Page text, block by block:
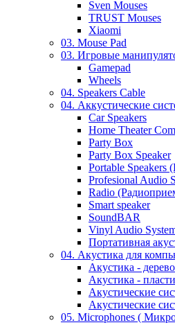
Sven Mouses
TRUST Mouses
Xiaomi
03. Mouse Pad
03. Игровые
Gamepad
Wheels
04. Speakers Cable
04. Аккустические
Car Speakers
Home Theater
Party Box
Party Box Speaker
Portable Speakers
Profesional Audio
Radio
Smart speaker
SoundBAR
Vinyl Audio
Портативная
04. Акустика для
Акустика -
Акустика -
Акустические
Акустические
05. Microphones (